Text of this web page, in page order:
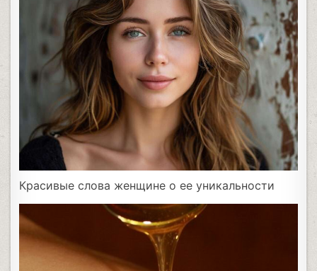
Красивые слова женщине о ее уникальности